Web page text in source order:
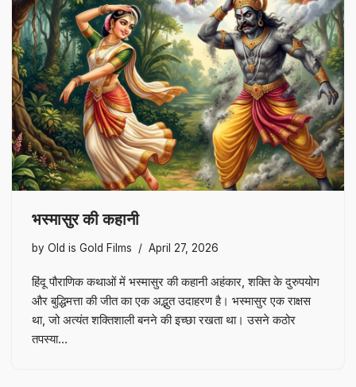
भस्मासुर की कहानी
by Old is Gold Films April 27, 2026
हिंदू पौराणिक कथाओं में भस्मासुर की कहानी अहंकार, शक्ति के दुरुपयोग
और बुद्धिमत्ता की जीत का एक अद्भुत उदाहरण है। भस्मासुर एक राक्षस
था, जो अत्यंत शक्तिशाली बनने की इच्छा रखता था। उसने कठोर
तपस्या…